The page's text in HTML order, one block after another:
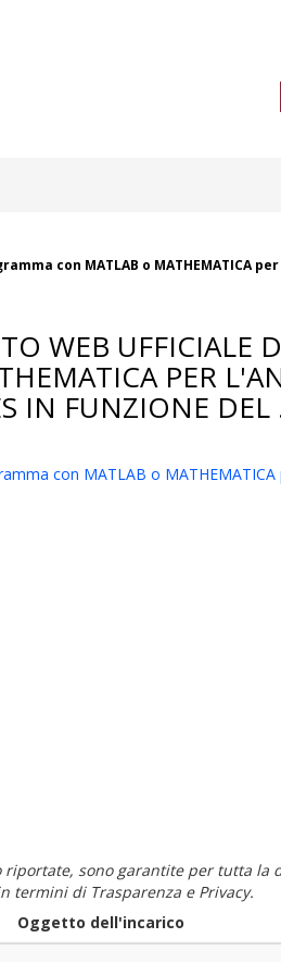
con MATLAB o MATHEMATICA
WEB UFFICIALE
PER
IN FUNZIONE DEL
con MATLAB o
sono garantite per tutta la
termini di Trasparenza e Privacy.
Oggetto dell'incarico